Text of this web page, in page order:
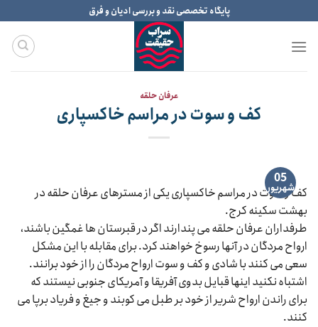
to
content
پایگاه تخصصی نقد و بررسی ادیان و فرق
عرفان حلقه
کف و سوت در مراسم خاکسپاری
05
شهریور
کف و سوت در مراسم خاکسپاری یکی از مسترهای عرفان حلقه در
بهشت سکینه کرج.
طرفداران عرفان حلقه می پندارند اگر در قبرستان ها غمگین باشند،
ارواح مردگان در آنها رسوخ خواهند کرد. برای مقابله با این مشکل
سعی می کنند با شادی و کف و سوت ارواح مردگان را از خود برانند.
اشتباه نکنید اینها قبایل بدوی آفریقا و آمریکای جنوبی نیستند که
برای راندن ارواح شریر از خود بر طبل می کوبند و جیغ و فریاد برپا می
کنند.